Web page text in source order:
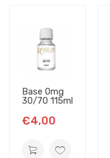
Base 0mg
30/70 115ml
€4,00